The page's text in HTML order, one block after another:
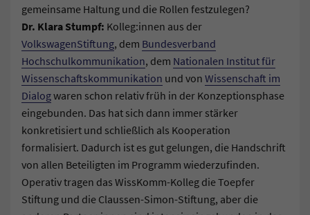
gemeinsame Haltung und die Rollen festzulegen?
Dr. Klara Stumpf: Kolleg:innen aus der
VolkswagenStiftung, dem Bundesverband
Hochschulkommunikation, dem Nationalen Institut für
Wissenschaftskommunikation und von Wissenschaft im
Dialogwaren schon relativ früh in der Konzeptionsphase
eingebunden. Das hat sich dann immer stärker
konkretisiert und schließlich als Kooperation
formalisiert. Dadurch ist es gut gelungen, die Handschrift
von allen Beteiligten im Programm wiederzufinden.
Operativ tragen das WissKomm-Kolleg die Toepfer
Stiftung und die Claussen-Simon-Stiftung, aber die